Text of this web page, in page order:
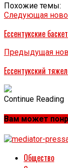
Похожие темы:
Следующая
Ессентукские
Предыдущая
Ессентукский
Continue Reading
Вам может
Общество